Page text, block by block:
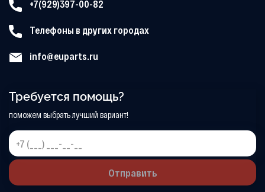
+7(929)397-00-82
Телефоны в других городах
info@euparts.ru
Требуется помощь?
поможем выбрать лучший вариант!
Отправить